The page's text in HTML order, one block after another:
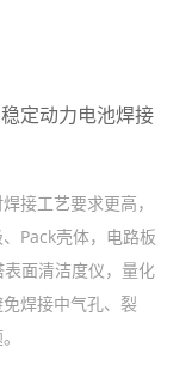
定动力电池焊接
接工艺要求更高，
Pack壳体，电路板
面清洁度仪，量化
焊接中气孔、裂